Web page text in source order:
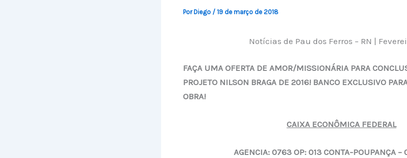
PorDiego / 19 de março de 2018
Notícias de Pau dos Ferros – RN |
FAÇA UMA OFERTA DE AMOR/MISSIONÁRIA PARA
PROJETO NILSON BRAGA DE 2016! BANCO EXCLUSIVO
OBRA!
CAIXA ECONÔMICA FEDERAL
AGENCIA: 0763 OP: 013 CONTA-POUPANÇA